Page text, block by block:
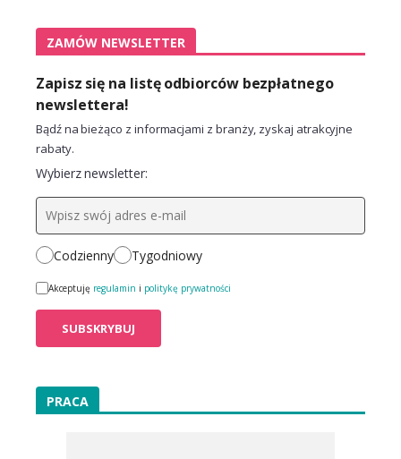
ZAMÓW NEWSLETTER
Zapisz się na listę odbiorców bezpłatnego
newslettera!
Bądź na bieżąco z informacjami z branży, zyskaj atrakcyjne
rabaty.
Wybierz newsletter:
Codzienny Tygodniowy
Akceptuję regulamin i politykę prywatności
PRACA